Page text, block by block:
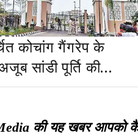
कोचांग गैंगरेप के
सांडी पूर्ति की
हाईकोर्ट से खारिज
की यह खबर आपको